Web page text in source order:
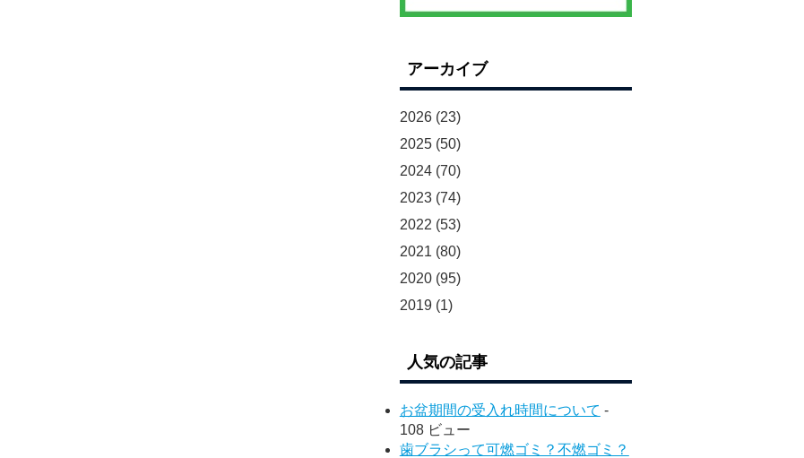
アーカイブ
2026(23)
2025(50)
2024(70)
2023(74)
2022 (53)
2021 (80)
2020(95)
2019(1)
人気の記事
お盆期間の受入れ時間について -
108 ビュー
歯ブラシって可燃ゴミ？不燃ゴミ？